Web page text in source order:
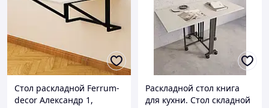
Стол раскладной Ferrum-
decor Александр 1,
Раскладной стол книга
для кухни. Стол складной